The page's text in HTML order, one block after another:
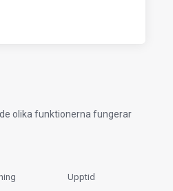
olika funktionerna fungerar
Upptid